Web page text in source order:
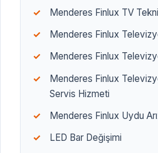
Menderes Finlux TV
Menderes Finlux
Menderes Finlux
Menderes Finlux
Servis Hizmeti
Menderes Finlux Uydu
LED Bar Değişimi